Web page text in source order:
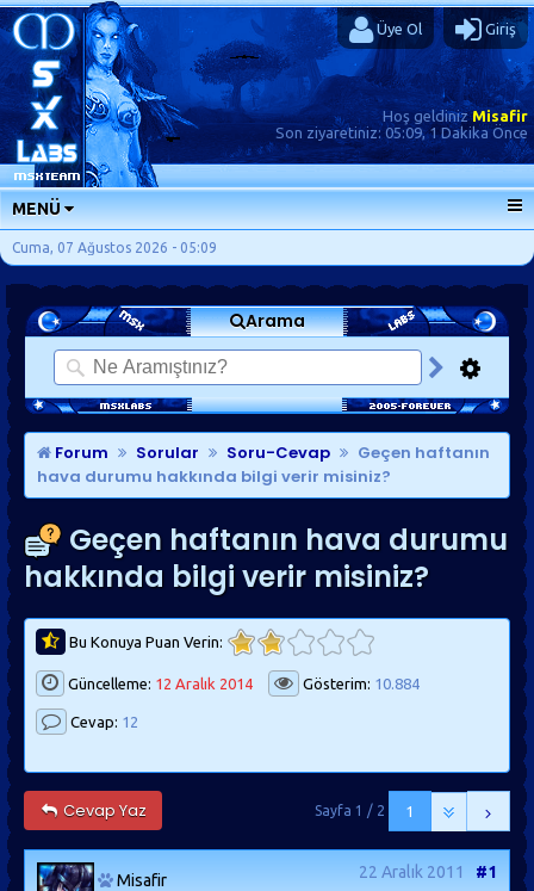
Üye Ol Giriş
Hoş geldinizMisafir
Son ziyaretiniz: 05:09, 1 Dakika Önce
MENÜ
ANA SAYFA
FORUMLAR
SORU-CEVAP
GÜNLÜKLER
SON MESAJLAR
KISAYOLLAR
Cuma, 07 Ağustos 2026 - 05:09
Arama
Forum Sorular Soru-Cevap
Geçen haftanın
hava durumu hakkında bilgi verir misiniz?
Geçen haftanın hava durumu
hakkında bilgi verir misiniz?
Bu Konuya Puan Verin:
Güncelleme: 12 Aralık 2014 Gösterim: 10.884
Cevap: 12
Cevap Yaz 1
Sayfa 1 / 2
Misafir 22 Aralık 2011 #1